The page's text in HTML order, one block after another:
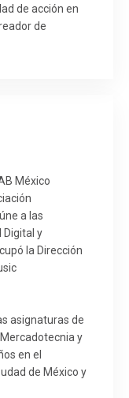
de acción en
de
México
a las
Digital y
la Dirección
asignaturas de
y
en el
de México y